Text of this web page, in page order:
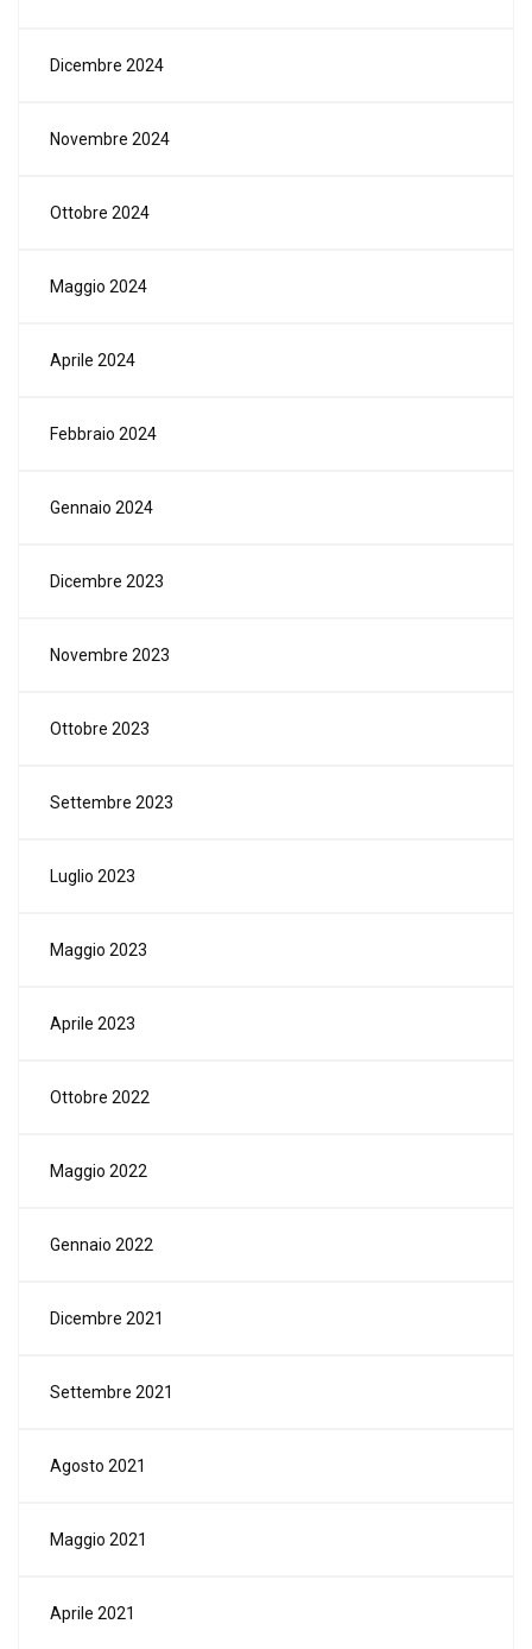
Dicembre 2024
Novembre 2024
Ottobre 2024
Maggio 2024
Aprile 2024
Febbraio 2024
Gennaio 2024
Dicembre 2023
Novembre 2023
Ottobre 2023
Settembre 2023
Luglio 2023
Maggio 2023
Aprile 2023
Ottobre 2022
Maggio 2022
Gennaio 2022
Dicembre 2021
Settembre 2021
Agosto 2021
Maggio 2021
Aprile 2021